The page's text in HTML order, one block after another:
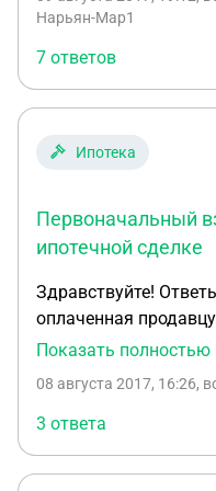
Нарьян-Мар1
7 ответов
Ипотека
Первоначальный
ипотечной сделке
Здравствуйте! Ответьте пожалуйста, сумма
оплаченная
права
авансом? И как она будет возвращена в случае
расторжения
Показать полностью
08 августа 2017, 16:26,
3 ответа